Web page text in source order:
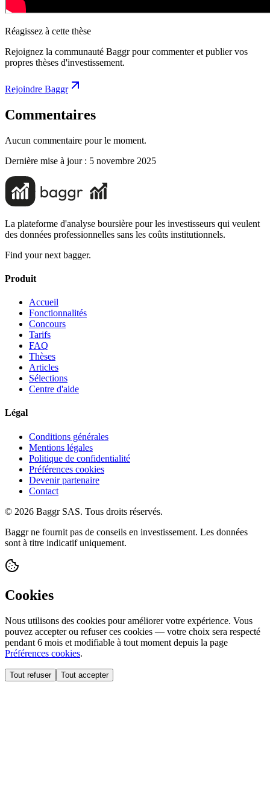
Réagissez à cette thèse
Rejoignez la communauté Baggr pour commenter et publier vos
propres thèses d'investissement.
Rejoindre Baggr
Commentaires
Aucun commentaire pour le moment.
Dernière mise à jour : 5 novembre 2025
La plateforme d'analyse boursière pour les investisseurs qui veulent
des données professionnelles sans les coûts institutionnels.
Find your next bagger.
Produit
Accueil
Fonctionnalités
Concours
Tarifs
FAQ
Thèses
Articles
Sélections
Centre d'aide
Légal
Conditions générales
Mentions légales
Politique de confidentialité
Préférences cookies
Devenir partenaire
Contact
© 2026 Baggr SAS. Tous droits réservés.
Baggr ne fournit pas de conseils en investissement. Les données
sont à titre indicatif uniquement.
Cookies
Nous utilisons des cookies pour améliorer votre expérience. Vous
pouvez accepter ou refuser ces cookies — votre choix sera respecté
pendant 6 mois et modifiable à tout moment depuis la page
Préférences cookies.
Tout refuser Tout accepter